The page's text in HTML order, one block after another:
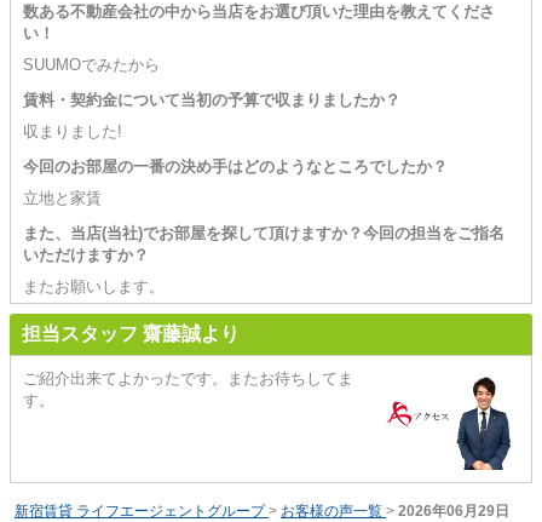
数ある不動産会社の中から当店をお選び頂いた理由を教えてくださ
い！
SUUMOでみたから
賃料・契約金について当初の予算で収まりましたか？
収まりました!
今回のお部屋の一番の決め手はどのようなところでしたか？
立地と家賃
また、当店(当社)でお部屋を探して頂けますか？今回の担当をご指名
いただけますか？
またお願いします。
担当スタッフ 齋藤誠より
ご紹介出来てよかったです。またお待ちしてま
す。
新宿賃貸 ライフエージェントグループ > お客様の声一覧 > 2026年06月29日